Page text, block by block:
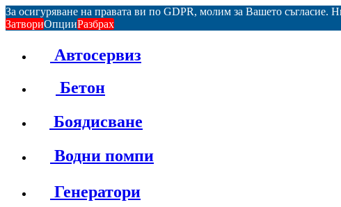
За осигуряване на правата ви по GDPR, молим за Вашето
ЗатвориОпцииРазбрах
Автосервиз
Бетон
Боядисване
Водни помпи
Генератори